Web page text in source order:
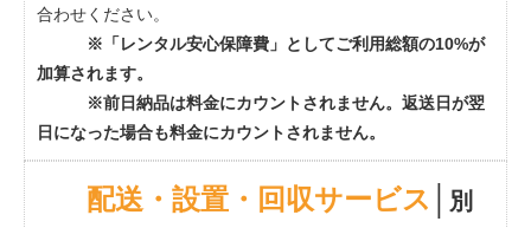
合わせください。
※「レンタル安心保障費」としてご利用総額の10%が
加算されます。
※前日納品は料金にカウントされません。返送日が翌
日になった場合も料金にカウントされません。
配送・設置・回収サービス 別